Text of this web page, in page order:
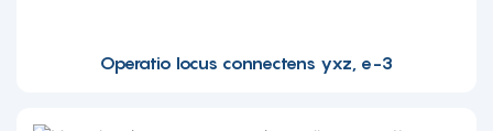
Operatio locus connectens yxz, e-3